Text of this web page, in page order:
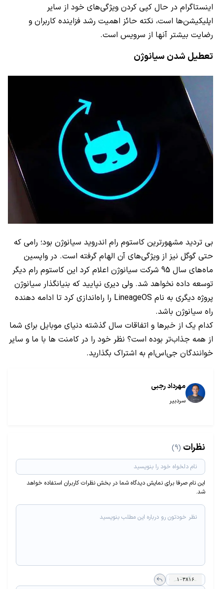
اینستاگرام در حال کپی کردن ویژگی‌های خود از سایر
اپلیکیشن‌ها است، نکته حائز اهمیت رشد فزاینده کاربران و
رضایت بیشتر آنها از سرویس است.
تعطیل شدن سیانوژن
بی تردید مشهورترین کاستوم رام اندروید سیانوژن بود؛ رامی که
حتی گوگل نیز از ویژگی‌های آن الهام گرفته است. در واپسین
ماه‌های سال 95 شرکت سیانوژن اعلام کرد این کاستوم رام دیگر
توسعه داده نخواهد شد. ولی دیری نپایید که بنیانگذار سیانوژن
پروژه دیگری به نام LineageOS را راه‌اندازی کرد تا ادامه دهنده
راه سیانوژن باشد.
کدام یک از خبرها و اتفاقات سال گذشته دنیای موبایل برای شما
از همه جذاب‌تر بوده است؟ نظر خود را در کامنت ها با ما و سایر
خوانندگان جی‌اس‌ام به اشتراک بگذارید.
مهرداد رجبی
سردبیر
نظرات (9)
این نام صرفا برای نمایش دیدگاه شما در بخش نظرات کاربران استفاده خواهد
شد.